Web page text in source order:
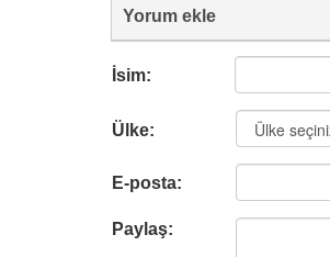
Yorum ekle
İsim:
Ülke:
E-posta:
Paylaş: